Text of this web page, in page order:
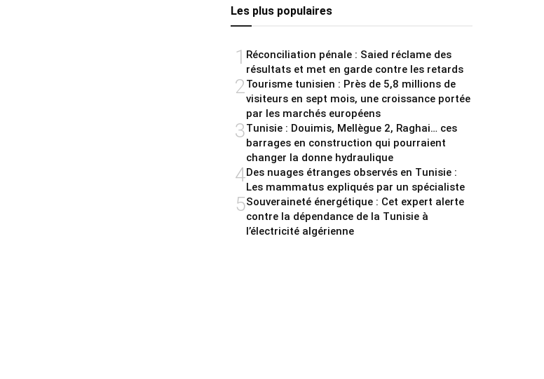
Les plus populaires
1 Réconciliation pénale : Saied réclame des
résultats et met en garde contre les retards
2Tourisme tunisien : Près de 5,8 millions de
visiteurs en sept mois, une croissance portée
par les marchés européens
3Tunisie : Douimis, Mellègue 2, Raghai… ces
barrages en construction qui pourraient
changer la donne hydraulique
4Des nuages étranges observés en Tunisie :
Les mammatus expliqués par un spécialiste
5Souveraineté énergétique : Cet expert alerte
contre la dépendance de la Tunisie à
l’électricité algérienne